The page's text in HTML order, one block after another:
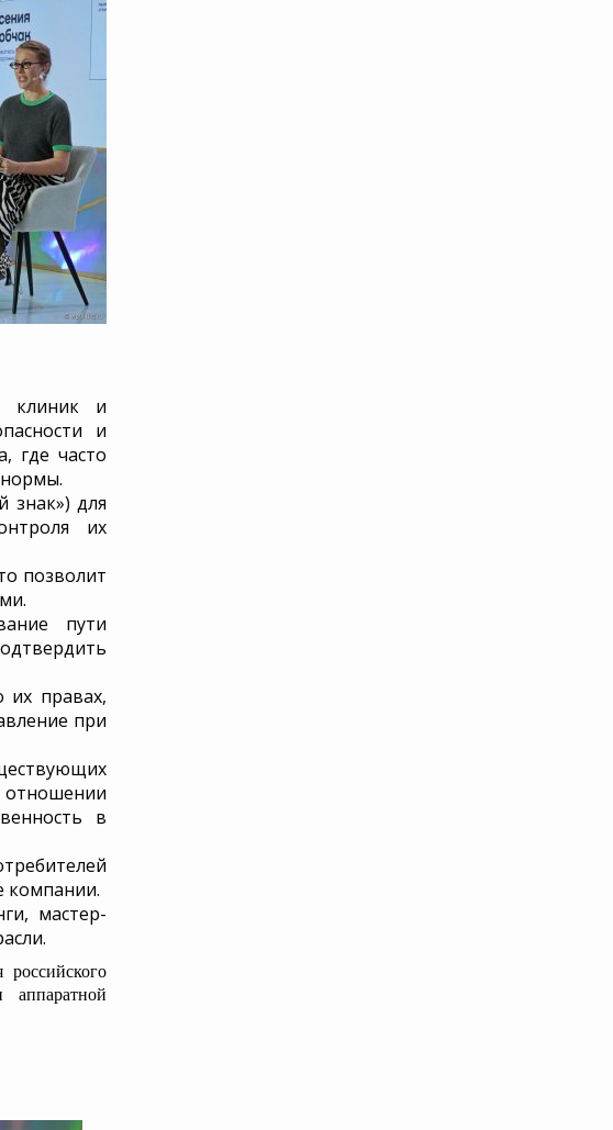
клиник и
и
где часто
знак») для
их
позволит
пути
правах,
при
в
компании.
мастер-